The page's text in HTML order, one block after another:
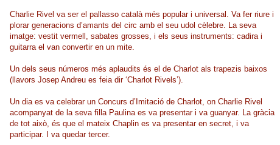
Charlie Rivel va ser el pallasso català més popular i universal. Va fer riure i
plorar generacions d’amants del circ amb el seu udol cèlebre. La seva
imatge: vestit vermell, sabates grosses, i els seus instruments: cadira i
guitarra el van convertir en un mite.
Un dels seus números més aplaudits és el de Charlot als trapezis baixos
(llavors Josep Andreu es feia dir ‘Charlot Rivels’).
Un dia es va celebrar un Concurs d’Imitació de Charlot, on Charlie Rivel
acompanyat de la seva filla Paulina es va presentar i va guanyar. La gràcia
de tot això, és que el mateix Chaplin es va presentar en secret, i va
participar. I va quedar tercer.